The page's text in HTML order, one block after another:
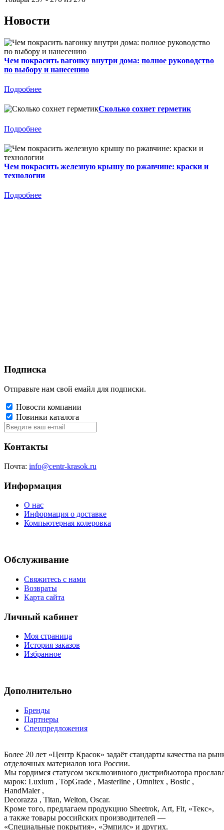
Новости
Чем покрасить вагонку внутри дома: полное руководство
по выбору и нанесению
Подробнее
Сколько сохнет герметик
Подробнее
Чем покрасить железную крышу по ржавчине: краски и
технологии
Подробнее
Подписка
Отправьте нам свой емайл для подписки.
Новости компании
Новинки каталога
Контакты
Почта: info@centr-krasok.ru
Информация
О нас
Информация о доставке
Компьютерная колеровка
Обслуживание
Свяжитесь с нами
Возвраты
Карта сайта
Личный кабинет
Моя страница
История заказов
Избранное
Дополнительно
Бренды
Партнеры
Спецпредложения
Более 20 лет «Центр Красок» задаёт стандарты качества на
отделочных материалов юга России.
Мы гордимся статусом эксклюзивного дистрибьютора
марок: Luxium , TopGrade , Masterline , Omnitex , Bostic ,
HandMaler ,
Decorazza , Titan, Welton, Oscar.
Кроме того, предлагаем продукцию Sheetrok, Art, Fit, «Текс»,
а также товары российских производителей —
«Специальные покрытия», «Эмпилс» и других.